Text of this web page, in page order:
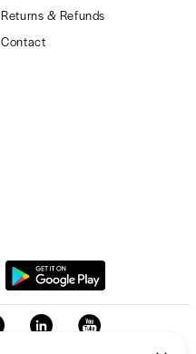
Returns & Refunds
Contact